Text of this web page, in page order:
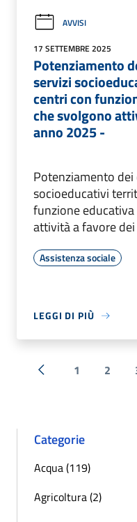
AVVISI
17 SETTEMBRE 2025
Potenziamento
servizi
centri con
che svolgono
anno 2025 -
Potenziamento
socioeducativi
funzione
attività a favore
Assistenza sociale
LEGGI DI PIÙ
« Precedente
1 2
Categorie
Acqua (119)
Agricoltura (2)